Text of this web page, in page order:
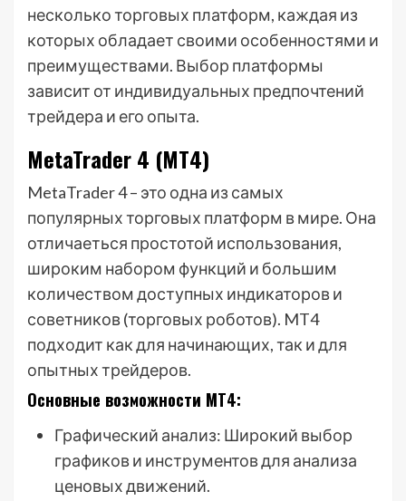
несколько торговых платформ, каждая из
которых обладает своими особенностями и
преимуществами. Выбор платформы
зависит от индивидуальных предпочтений
трейдера и его опыта.
MetaTrader 4 (MT4)
MetaTrader 4 – это одна из самых
популярных торговых платформ в мире. Она
отличаеться простотой использования,
широким набором функций и большим
количеством доступных индикаторов и
советников (торговых роботов). MT4
подходит как для начинающих, так и для
опытных трейдеров.
Основные возможности MT4:
Графический анализ: Широкий выбор
графиков и инструментов для анализа
ценовых движений.